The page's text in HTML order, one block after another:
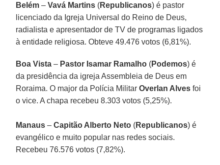
Belém –Vavá Martins (Republicanos) é pastor
licenciado da Igreja Universal do Reino de Deus,
radialista e apresentador de TV de programas ligados
à entidade religiosa. Obteve 49.476 votos (6,81%).
Boa Vista – Pastor Isamar Ramalho (Podemos) é
da presidência da igreja Assembleia de Deus em
Roraima. O major da Polícia MilitarOverlan Alves foi
o vice. A chapa recebeu 8.303 votos (5,25%).
Manaus –Capitão Alberto Neto (Republicanos) é
evangélico e muito popular nas redes sociais.
Recebeu 76.576 votos (7,82%).